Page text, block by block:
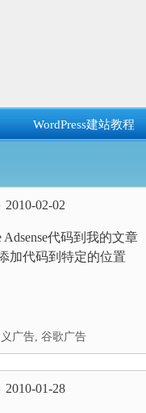
WordPress建站教程
2010-02-02
代码到我的文章
加代码到特定的位置
广告,谷歌广告
2010-01-28